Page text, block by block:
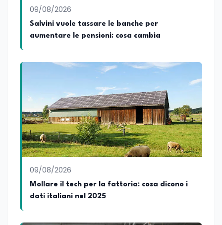
09/08/2026
Salvini vuole tassare le banche per
aumentare le pensioni: cosa cambia
09/08/2026
Mollare il tech per la fattoria: cosa dicono i
dati italiani nel 2025